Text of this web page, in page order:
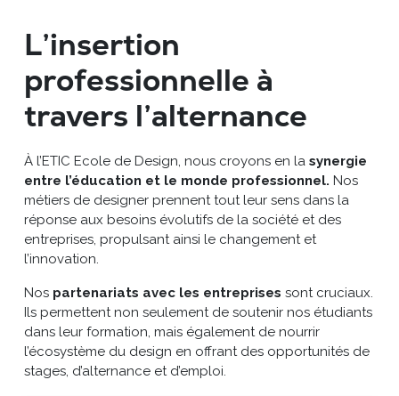
L’insertion
professionnelle à
travers l’alternance
À l’ETIC Ecole de Design, nous croyons en la synergie
entre l’éducation et le monde professionnel. Nos
métiers de designer prennent tout leur sens dans la
réponse aux besoins évolutifs de la société et des
entreprises, propulsant ainsi le changement et
l’innovation.
Nos partenariats avec les entreprises sont cruciaux.
Ils permettent non seulement de soutenir nos étudiants
dans leur formation, mais également de nourrir
l’écosystème du design en offrant des opportunités de
stages, d’alternance et d’emploi.